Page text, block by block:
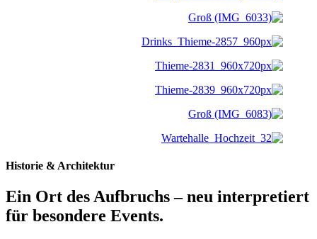
Historie & Architektur
Ein Ort des Aufbruchs – neu interpretiert
für besondere Events.